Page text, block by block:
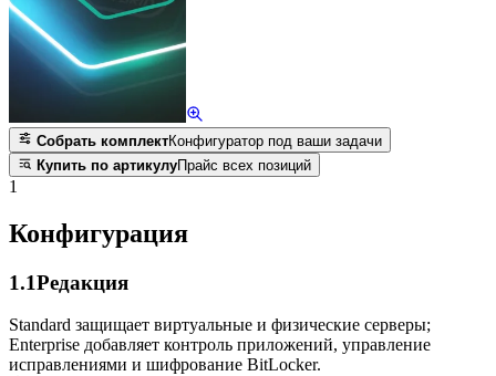
Собрать комплектКонфигуратор под ваши задачи
Купить по артикулуПрайс всех позиций
1
Конфигурация
1.1Редакция
Standard защищает виртуальные и физические серверы;
Enterprise добавляет контроль приложений, управление
исправлениями и шифрование BitLocker.